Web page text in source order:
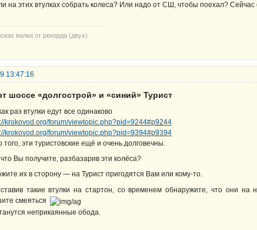
на этих втулках собрать колеса? Или надо от СШ, чтобы поехал? Сейчас
вилки от рекорда (двух)
13:47:16
шоссе «долгострой» и «синий» Турист
раз втулки едут все одинаково
krokovod.org/forum/viewtopic.php?pid=9244#p9244
krokovod.org/forum/viewtopic.php?pid=9394#p9394
того, эти туристовские ещё и очень долговечны.
Вы получите, разбазарив эти колёса?
их в сторону — на Турист пригодятся Вам или кому-то.
такие втулки на стартон, со временем обнаружите, что они
смеяться
неприкаянные обода.